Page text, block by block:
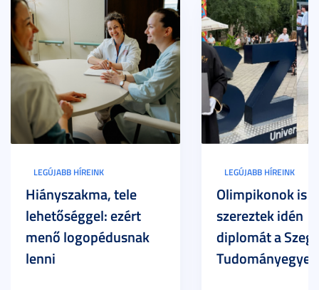
LEGÚJABB HÍREINK
Hiányszakma, tele
lehetőséggel: ezért
menő logopédusnak
lenni
LEGÚJABB HÍREINK
Olimpikonok is
szereztek idén
diplomát a